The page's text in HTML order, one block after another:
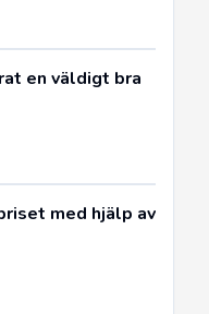
en väldigt bra
med hjälp av